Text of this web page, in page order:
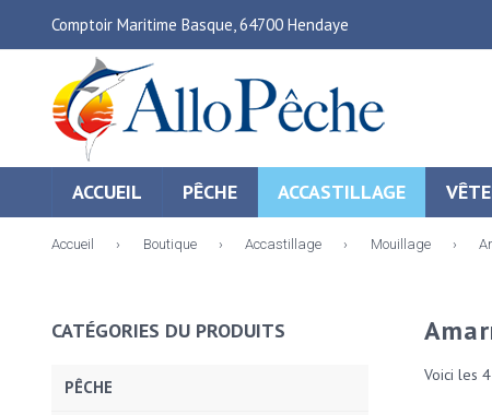
Comptoir Maritime Basque, 64700 Hendaye
ACCUEIL PÊCHE ACCASTILLAGE
Accueil › Boutique › Accastillage › Mouillage ›
Voici les
CATÉGORIES DU PRODUITS
PÊCHE